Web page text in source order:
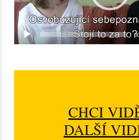
CHCI
DALŠÍ